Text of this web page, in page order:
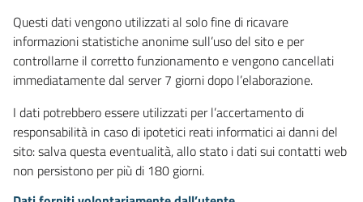
Questi dati vengono utilizzati al solo fine di ricavare
informazioni statistiche anonime sull’uso del sito e per
controllarne il corretto funzionamento e vengono cancellati
immediatamente dal server 7 giorni dopo l’elaborazione.
I dati potrebbero essere utilizzati per l’accertamento di
responsabilità in caso di ipotetici reati informatici ai danni del
sito: salva questa eventualità, allo stato i dati sui contatti web
non persistono per più di 180 giorni.